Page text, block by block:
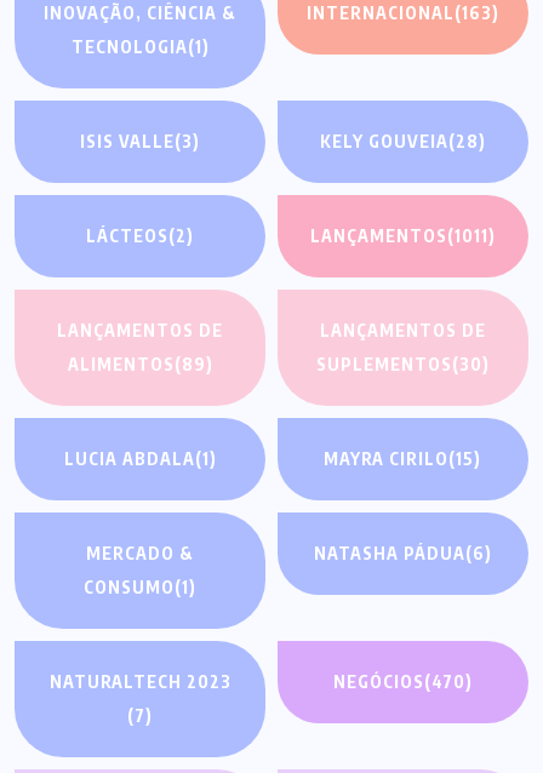
INOVAÇÃO, CIÊNCIA &
TECNOLOGIA(1)
INTERNACIONAL(163)
ISIS VALLE(3) KELY GOUVEIA(28)
LÁCTEOS(2) LANÇAMENTOS(1011)
LANÇAMENTOS DE
ALIMENTOS(89)
LANÇAMENTOS DE
SUPLEMENTOS(30)
LUCIA ABDALA(1) MAYRA CIRILO(15)
MERCADO &
CONSUMO(1)
NATASHA PÁDUA(6)
NATURALTECH 2023
(7)
NEGÓCIOS(470)